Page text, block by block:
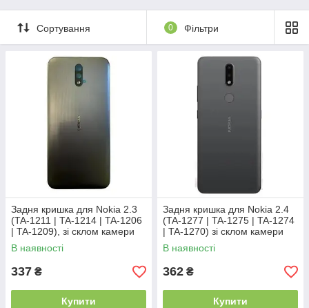
Сортування 0 Фільтри
Задня кришка для Nokia 2.3
(TA-1211 | TA-1214 | TA-1206
| TA-1209), зі склом камери
(Сіра)
В наявності
337 ₴
Купити
Задня кришка для Nokia 2.4
(TA-1277 | TA-1275 | TA-1274
| TA-1270) зі склом камери
(Сіра)
В наявності
362 ₴
Купити